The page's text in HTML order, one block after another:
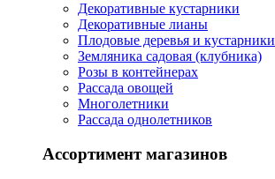
Декоративные кустарники
Декоративные лианы
Плодовые деревья и кустарники
Земляника садовая (клубника)
Розы в контейнерах
Рассада овощей
Многолетники
Рассада однолетников
Ассортимент магазинов